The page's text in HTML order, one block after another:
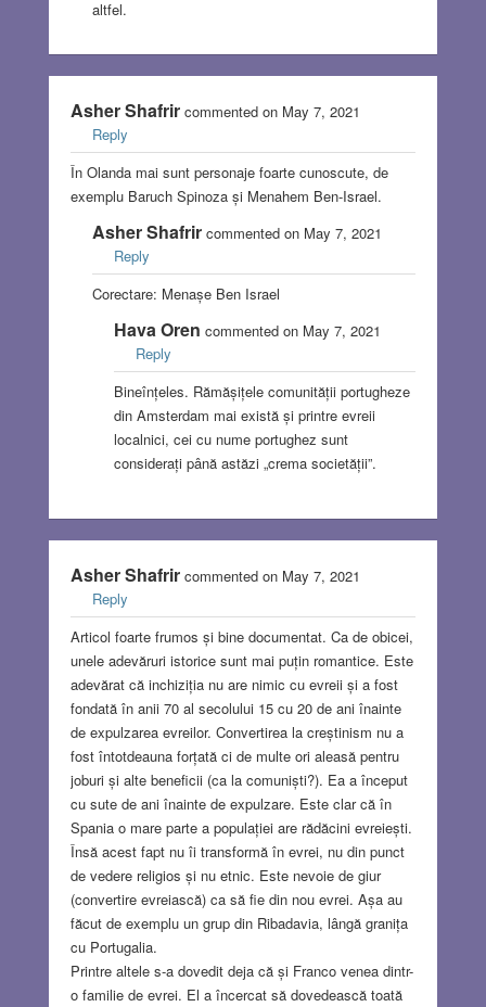
altfel.
Asher Shafrircommented on May 7, 2021
Reply
În Olanda mai sunt personaje foarte cunoscute, de
exemplu Baruch Spinoza și Menahem Ben-Israel.
Asher Shafrircommented on May 7, 2021
Reply
Corectare: Menașe Ben Israel
Hava Oren commented on May 7, 2021
Reply
Bineînțeles. Rămășițele comunității portugheze
din Amsterdam mai există și printre evreii
localnici, cei cu nume portughez sunt
considerați până astăzi „crema societății”.
Asher Shafrircommented on May 7, 2021
Reply
Articol foarte frumos și bine documentat. Ca de obicei,
unele adevăruri istorice sunt mai puțin romantice. Este
adevărat că inchiziția nu are nimic cu evreii și a fost
fondată în anii 70 al secolului 15 cu 20 de ani înainte
de expulzarea evreilor. Convertirea la creștinism nu a
fost întotdeauna forțată ci de multe ori aleasă pentru
joburi și alte beneficii (ca la comuniști?). Ea a început
cu sute de ani înainte de expulzare. Este clar că în
Spania o mare parte a populației are rădăcini evreiești.
Însă acest fapt nu îi transformă în evrei, nu din punct
de vedere religios și nu etnic. Este nevoie de giur
(convertire evreiască) ca să fie din nou evrei. Așa au
făcut de exemplu un grup din Ribadavia, lângă granița
cu Portugalia.
Printre altele s-a dovedit deja că și Franco venea dintr-
o familie de evrei. El a încercat să dovedească toată